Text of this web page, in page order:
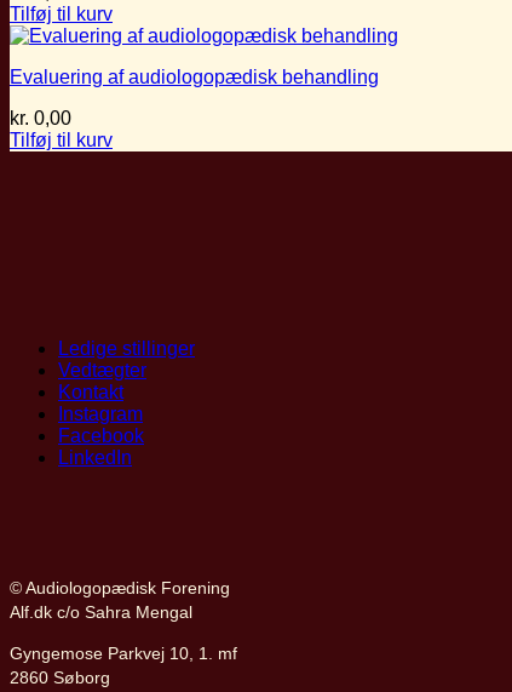
Tilføj til kurv
Evaluering af audiologopædisk behandling
kr. 0,00
Tilføj til kurv
Ledige stillinger
Vedtægter
Kontakt
Instagram
Facebook
LinkedIn
© Audiologopædisk Forening
Alf.dk c/o Sahra Mengal
Gyngemose Parkvej 10, 1. mf
2860 Søborg